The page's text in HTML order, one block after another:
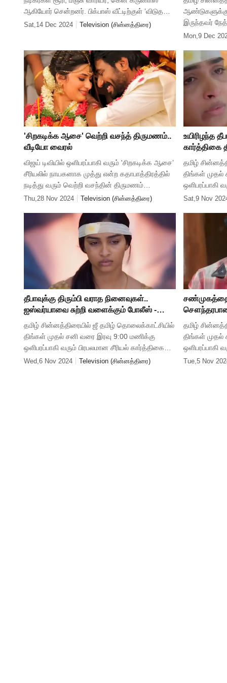
ஆகியோர் சென்றனர். பிக்பாஸ் வீட்டிற்குள் ’விடுதலை
2’ படக்குழுவினர் சென்றனர். விஜய் சேதுபதி
Sat,14 Dec 2024 Television (சின்னத்திரை)
இருந்தவர்
வரும்
Mon,9 Dec
'சிறகடிக்க ஆசை' வெற்றி வசந்த் திருமணம்..
வீடியோ வைரல்
விஜய் டிவியில் ஒளிபரப்பாகி வரும் 'சிறகடிக்க ஆசை’
சீரியலில் நாயகனாக முத்து என்ற கதாபாத்திரத்தில்
நடித்து வரும் வெற்றி வசந்தின் திருமணம்
சென்னையில் நடைபெற்றது. அதனைத் தொடர்ந்து,
Thu,28 Nov 2024 Television (சின்னத்திரை)
உயிரிழந்த
கார்த்திகை
தமிழ்
திங்கள் முதல்
ஒளிபரப்பாகி
தீபம். இந்த
Sat,9 Nov
தீபாவுக்கு திரும்பி வராத நினைவுகள்..
ஐஸ்வர்யாவை சுற்றி வளைக்கும் போலீஸ் -
கார்த்திகை தீபம் இன்றைய எபிசோட் அப்டேட்
தமிழ் சின்னத்திரையில் ஜீ தமிழ் தொலைக்காட்சியில்
திங்கள் முதல் சனி வரை இரவு 9:00 மணிக்கு
ஒளிபரப்பாகி வரும் பிரபலமான சீரியல் கார்த்திகை
தீபம். இந்த சீரியலின் நேற்றைய எபிசோடில் தீபாவுக்கு
Wed,6 Nov 2024 Television (சின்னத்திரை)
எபிசோட்
தமிழ்
திங்கள் முதல்
ஒளிபரப்பாகி
இந்த சீரியலின்
Tue,5 Nov